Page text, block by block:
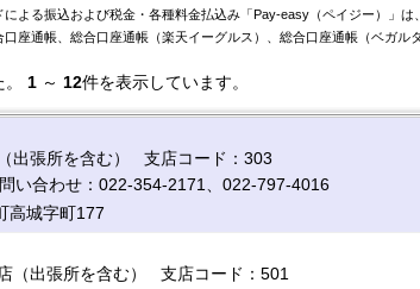
による振込および税金・各種料金払込み「Pay-easy（ペイジー）」は
口座通帳、総合口座通帳（楽天イーグルス）、総合口座通帳（ベガル
1～ 12件を表示しています。
出張所を含む） 支店コード：303
い合わせ：022-354-2171、022-797-4016
高城字町177
（出張所を含む） 支店コード：501